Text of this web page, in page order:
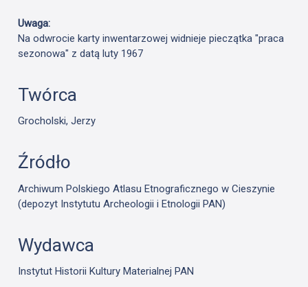
Uwaga:
Na odwrocie karty inwentarzowej widnieje pieczątka "praca
sezonowa" z datą luty 1967
Twórca
Grocholski, Jerzy
Źródło
Archiwum Polskiego Atlasu Etnograficznego w Cieszynie
(depozyt Instytutu Archeologii i Etnologii PAN)
Wydawca
Instytut Historii Kultury Materialnej PAN